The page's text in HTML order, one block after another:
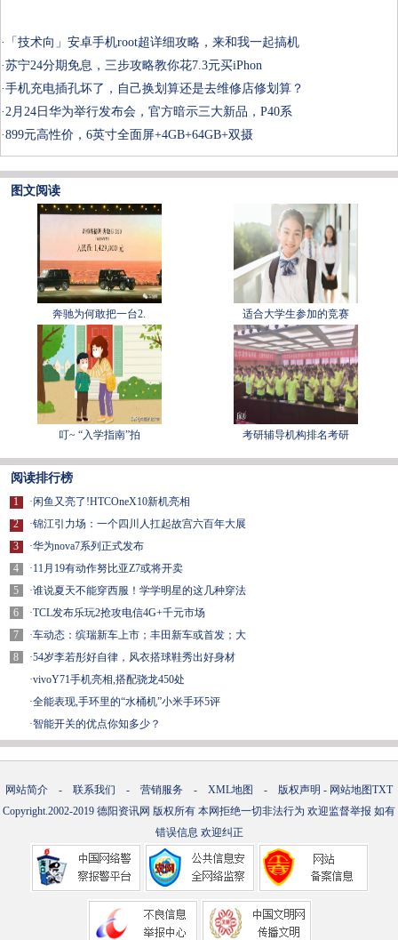
·
「技术向」安卓手机root超详细攻略，来和我一起搞机
·苏宁24分期免息，三步攻略教你花7.3元买iPhon
·手机充电插孔坏了，自己换划算还是去维修店修划算？
·2月24日华为举行发布会，官方暗示三大新品，P40系
·899元高性价，6英寸全面屏+4GB+64GB+双摄
图文阅读
奔驰为何敢把一台2. 适合大学生参加的竞赛
叮~ “入学指南”拍 考研辅导机构排名考研
阅读排行榜
1
2
3
4
5
6
7
8
·闲鱼又亮了!HTCOneX10新机亮相
·锦江引力场：一个四川人扛起故宫六百年大展
·华为nova7系列正式发布
·11月19有动作努比亚Z7或将开卖
·谁说夏天不能穿西服！学学明星的这几种穿法
·TCL发布乐玩2抢攻电信4G+千元市场
·车动态：缤瑞新车上市；丰田新车或首发；大
·54岁李若彤好自律，风衣搭球鞋秀出好身材
·vivoY71手机亮相,搭配骁龙450处
·全能表现,手环里的“水桶机”小米手环5评
·智能开关的优点你知多少？
网站简介 - 联系我们 - 营销服务 - XML地图 - 版权声明 - 网站地图TXT
Copyright.2002-2019 德阳资讯网 版权所有 本网拒绝一切非法行为 欢迎监督举报 如有
错误信息 欢迎纠正